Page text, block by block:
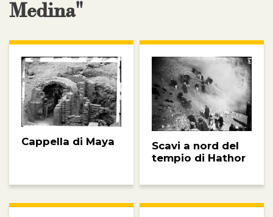
Medina"
Cappella di Maya
Scavi a nord del
tempio di Hathor